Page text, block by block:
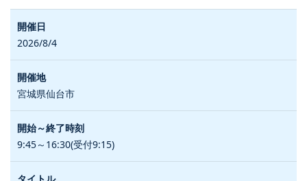
2026/8/4
宮城県仙台市
9:45～16:30(受付9:15)